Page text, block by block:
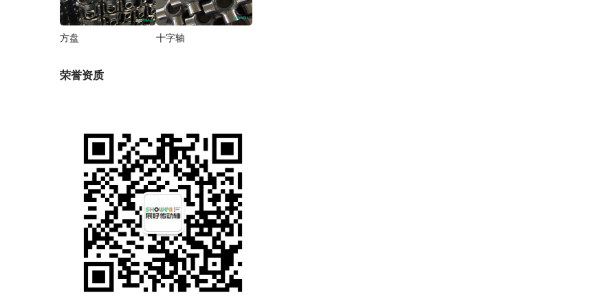
方盘 十字轴
荣誉资质